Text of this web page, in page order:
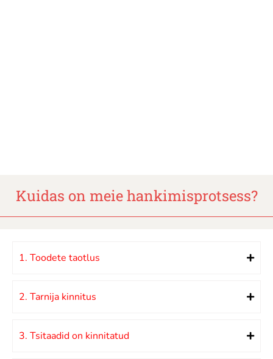
Kuidas on meie hankimisprotsess?
1. Toodete taotlus
2. Tarnija kinnitus
3. Tsitaadid on kinnitatud